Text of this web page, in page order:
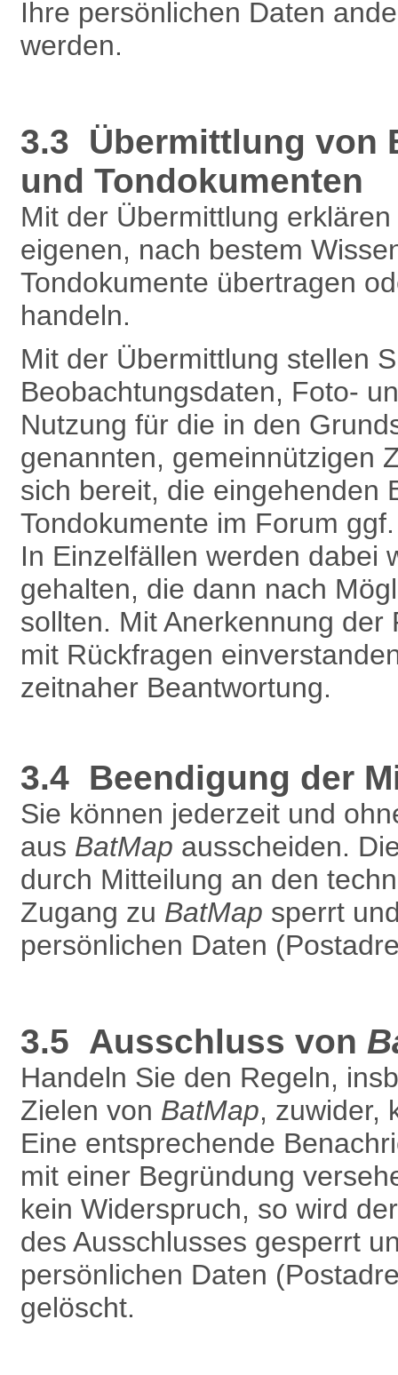
Ihre persönlichen Daten
werden.
3.3 Übermittlung von
und Tondokumenten
Mit der Übermittlung
eigenen, nach bestem
Tondokumente übertragen
handeln.
Mit der Übermittlung stellen
Beobachtungsdaten, Foto-
Nutzung für die in den
genannten, gemeinnützigen
sich bereit, die eingehenden
Tondokumente im Forum
In Einzelfällen werden dabei
gehalten, die dann nach
sollten. Mit Anerkennung
mit Rückfragen
zeitnaher Beantwortung.
3.4 Beendigung der
Sie können jederzeit und
aus BatMap ausscheiden.
durch Mitteilung an den
Zugang zu BatMap sperrt
persönlichen Daten
3.5 Ausschluss von
Handeln Sie den Regeln,
Zielen von BatMap, zuwider,
Eine entsprechende
mit einer Begründung
kein Widerspruch, so wird
des Ausschlusses gesperrt
persönlichen Daten
gelöscht.